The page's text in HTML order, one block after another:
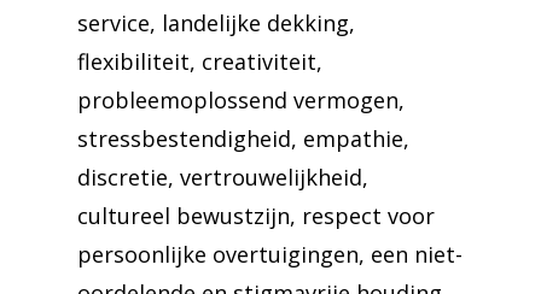
service, landelijke dekking,
flexibiliteit, creativiteit,
probleemoplossend vermogen,
stressbestendigheid, empathie,
discretie, vertrouwelijkheid,
cultureel bewustzijn, respect voor
persoonlijke overtuigingen, een niet-